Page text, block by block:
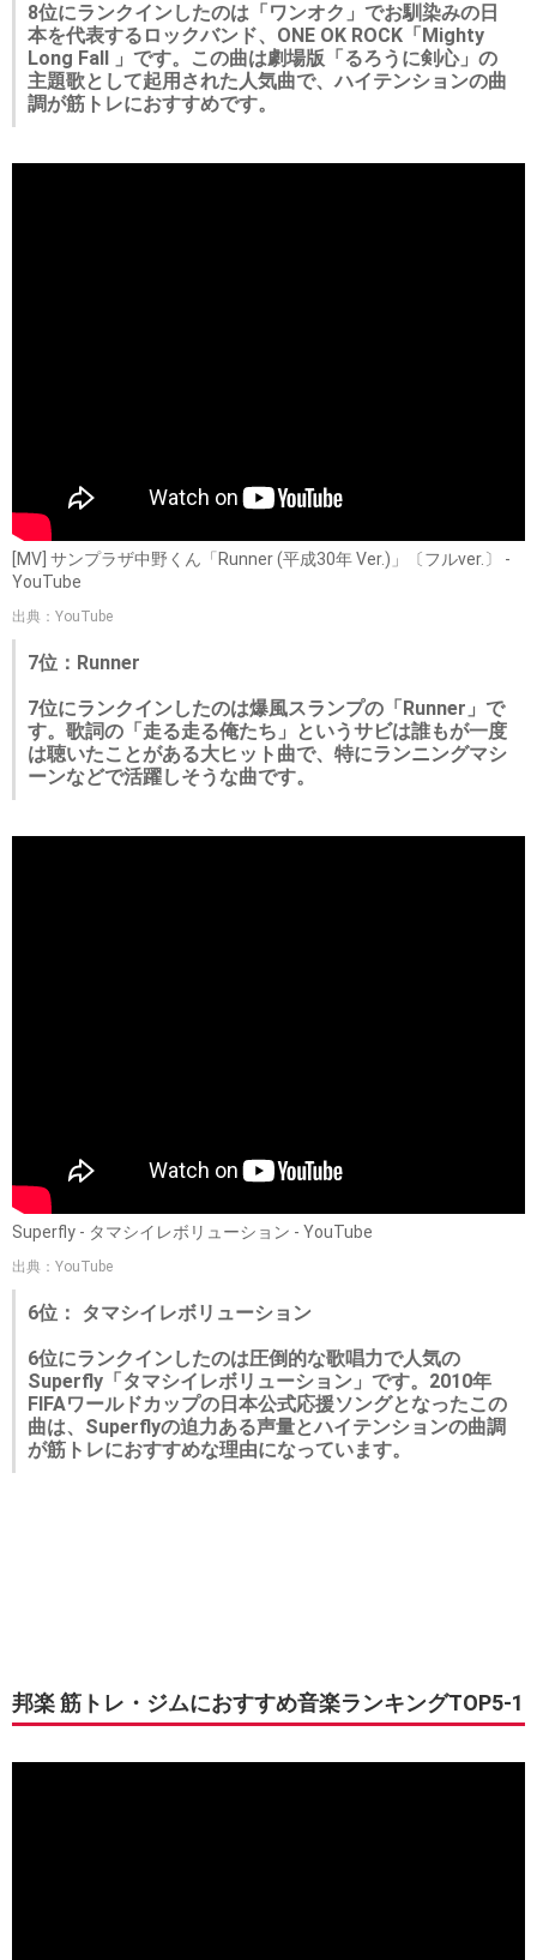
8位にランクインしたのは「ワンオク」でお馴染みの日
本を代表するロックバンド、ONE OK ROCK「Mighty
Long Fall 」です。この曲は劇場版「るろうに剣心」の
主題歌として起用された人気曲で、ハイテンションの曲
調が筋トレにおすすめです。
[MV] サンプラザ中野くん「Runner (平成30年 Ver.)」〔フルver.〕 -
YouTube
出典：YouTube
7位：Runner
7位にランクインしたのは爆風スランプの「Runner」で
す。歌詞の「走る走る俺たち」というサビは誰もが一度
は聴いたことがある大ヒット曲で、特にランニングマシ
ーンなどで活躍しそうな曲です。
Superfly - タマシイレボリューション - YouTube
出典：YouTube
6位： タマシイレボリューション
6位にランクインしたのは圧倒的な歌唱力で人気の
Superfly「タマシイレボリューション」です。2010年
FIFAワールドカップの日本公式応援ソングとなったこの
曲は、Superflyの迫力ある声量とハイテンションの曲調
が筋トレにおすすめな理由になっています。
邦楽 筋トレ・ジムにおすすめ音楽ランキングTOP5-1